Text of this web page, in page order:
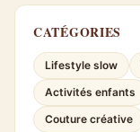
CATÉGORIES
Lifestyle slow
Activités enfants
Couture créative